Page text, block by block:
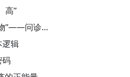
高”
叶小文：富起来更要“厚德载物”——问诊市场经济中的“信用缺失症”
逻辑
码